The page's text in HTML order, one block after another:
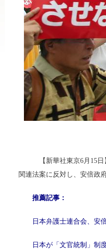
【新華社東京6月15日
関連法案に反対し、安倍政
推薦記事：
日本弁護士連合会、安
日本が「文官統制」制